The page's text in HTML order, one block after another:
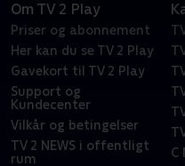
Om TV 2 Play
Priser og abonnement
Her kan du se TV 2 Play
Gavekort til TV 2 Play
Support og
Kundecenter
Vilkår og betingelser
TV 2 NEWS i offentligt
rum
C